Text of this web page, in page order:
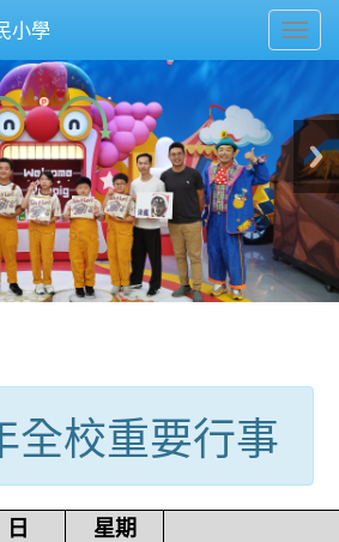
小學
全校重要行事
日
星期